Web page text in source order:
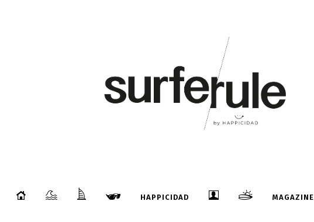
HAPPICIDAD MAGAZINE